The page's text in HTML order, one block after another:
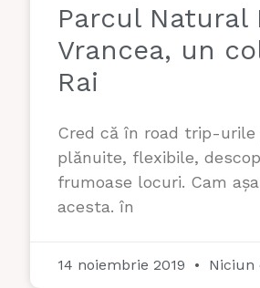
Parcul Natural
Vrancea, un
Rai
Cred că în road trip-urile
plănuite, flexibile,
frumoase locuri. Cam
acesta. în
14 noiembrie 2019 Niciun